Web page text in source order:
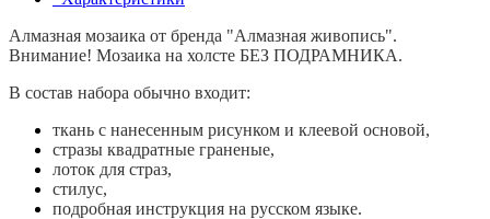
Алмазная мозаика от бренда "Алмазная живопись".
Внимание! Мозаика на холсте БЕЗ ПОДРАМНИКА.
В состав набора обычно входит:
ткань с нанесенным рисунком и клеевой основой,
стразы квадратные граненые,
лоток для страз,
стилус,
подробная инструкция на русском языке.